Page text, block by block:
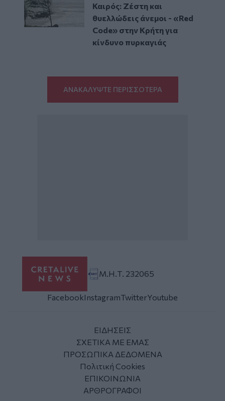
Καιρός: Ζέστη και
θυελλώδεις άνεμοι - «Red
Code» στην Κρήτη για
κίνδυνο πυρκαγιάς
ΑΝΑΚΑΛΥΨΤΕ ΠΕΡΙΣΣΟΤΕΡΑ
Μ.Η.Τ. 232065
FacebookInstagramTwitterYoutube
ΕΙΔΗΣΕΙΣ
ΣΧΕΤΙΚΑ ΜΕ ΕΜΑΣ
ΠΡΟΣΩΠΙΚΑ ΔΕΔΟΜΕΝΑ
Πολιτική Cookies
ΕΠΙΚΟΙΝΩΝΙΑ
ΑΡΘΡΟΓΡΑΦΟΙ